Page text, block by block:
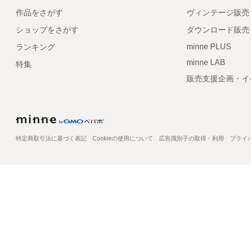
作品をさがす
ショップをさがす
ランキング
特集
ヴィンテージ販売
ダウンロード販売
minne PLUS
minne LAB
販売支援企画・イ
特定商取引法に基づく表記 Cookieの使用について 広告識別子の取得・利用 プライ